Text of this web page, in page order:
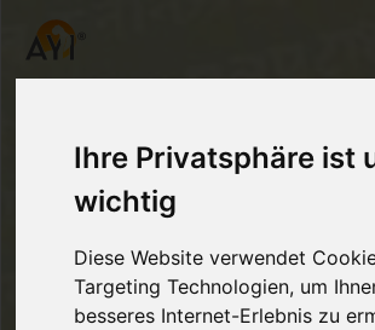
Ihre Privatsphäre ist
wichtig
Diese Website verwendet
Targeting Technologien, um
besseres Internet-Erlebnis zu